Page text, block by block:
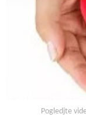
Pogledjte